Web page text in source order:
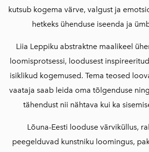
kutsub kogema värve, valgust ja
hetkeks ühenduse iseenda ja
Liia Leppiku abstraktne maalikeel
loomisprotsessi, loodusest
isiklikud kogemused. Tema teosed
vaataja saab leida oma tõlgenduse
tähendust nii nähtava kui ka
Lõuna-Eesti looduse värviküllus,
peegelduvad kunstniku loomingus,